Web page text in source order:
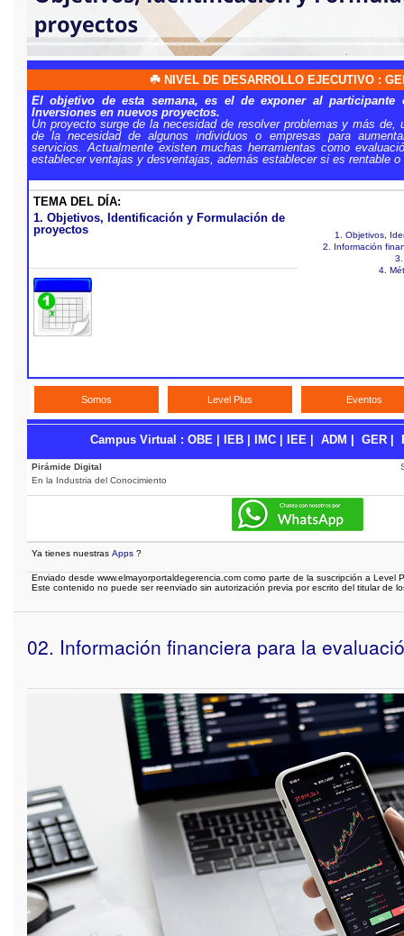
☘️ NIVEL DE DESARROLLO EJECUTIVO :
El objetivo de esta semana, es el de exponer al participante
Inversiones en nuevos proyectos.
Un proyecto surge de la necesidad de resolver problemas y más de,
de la necesidad de algunos individuos o empresas para
servicios. Actualmente existen muchas herramientas como
establecer ventajas y desventajas, además establecer si es rentable
TEMA DEL DÍA:
1. Objetivos, Identificación y Formulación de
proyectos
1. Objetivos,
2. Información
4.
Somos Level Plus Eventos
Campus Virtual : OBE | IEB | IMC | IEE | ADM | GER |
Pirámide Digital
En la Industria del Conocimiento
Ya tienes nuestras Apps ?
Enviado desde www.elmayorportaldegerencia.com como parte de la suscripción a Level
Este contenido no puede ser reenviado sin autorización previa por escrito del titular de
02. Información financiera para la